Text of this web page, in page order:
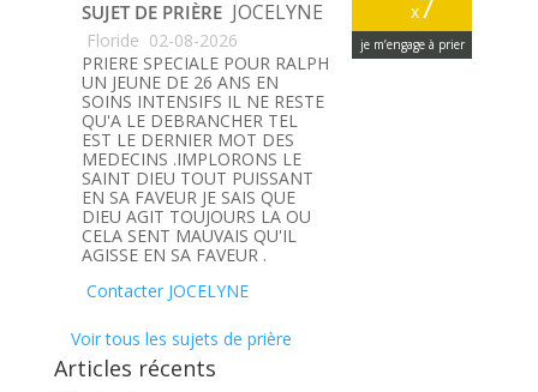
x
je m’engage à prier
SUJET DE PRIÈRE JOCELYNE
Floride 02-08-2026
PRIERE SPECIALE POUR RALPH
UN JEUNE DE 26 ANS EN
SOINS INTENSIFS IL NE RESTE
QU'A LE DEBRANCHER TEL
EST LE DERNIER MOT DES
MEDECINS .IMPLORONS LE
SAINT DIEU TOUT PUISSANT
EN SA FAVEUR JE SAIS QUE
DIEU AGIT TOUJOURS LA OU
CELA SENT MAUVAIS QU'IL
AGISSE EN SA FAVEUR .
Contacter JOCELYNE
Voir tous les sujets de prière
Articles récents